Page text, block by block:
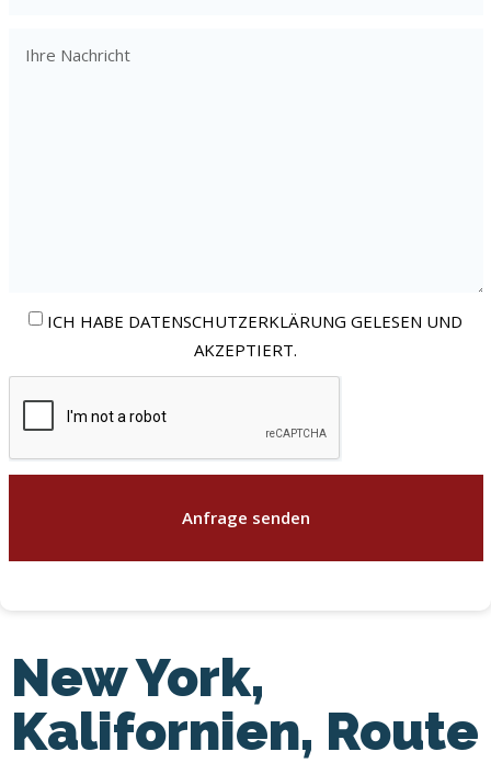
ICH HABE DATENSCHUTZERKLÄRUNG GELESEN UND
AKZEPTIERT.
Anfrage senden
New York,
Kalifornien, Route